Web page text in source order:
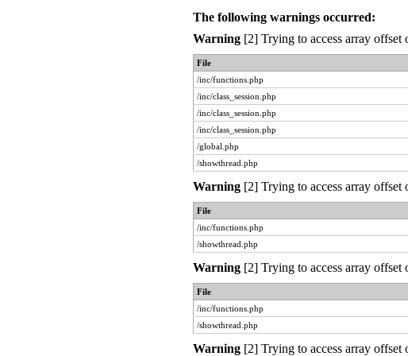
The following warnings occurred:
Warning[2] Trying to access array
File
/inc/functions.php
/inc/class_session.php
/inc/class_session.php
/inc/class_session.php
/global.php
/showthread.php
Warning[2] Trying to access array
File
/inc/functions.php
/showthread.php
Warning[2] Trying to access array
File
/inc/functions.php
/showthread.php
Warning[2] Trying to access array